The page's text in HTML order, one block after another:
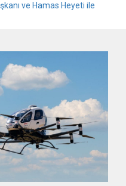
ve Hamas Heyeti ile